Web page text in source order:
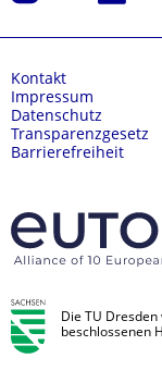
Kontakt
Impressum
Datenschutz
Transparenzgesetz
Barrierefreiheit
Die TU Dresden
beschlossenen